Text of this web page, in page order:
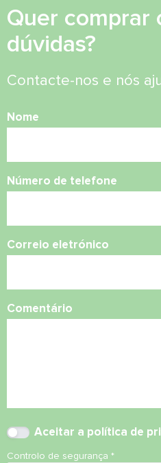
Quer comprar
dúvidas?
Contacte-nos e nós
Nome
Número de telefone
Correio eletrónico
Comentário
Aceitar a política de
Controlo de segurança *